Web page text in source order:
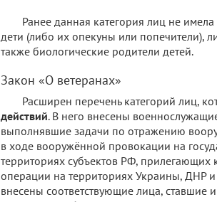
Ранее данная категория лиц не
дети (либо их опекуны или попечители),
также биологические родители детей.
Закон «О ветеранах»
Расширен перечень категорий лиц,
действий. В него внесены
выполнявшие задачи по отражению
в ходе вооружённой провокации на
территориях субъектов РФ,
операции на территориях Украины, ДНР
внесены соответствующие лица, ставшие